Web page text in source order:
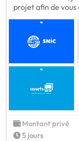
projet afin de
Montant privé
5 jours